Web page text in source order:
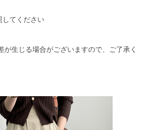
してください
生じる場合がございますので、ご了承く